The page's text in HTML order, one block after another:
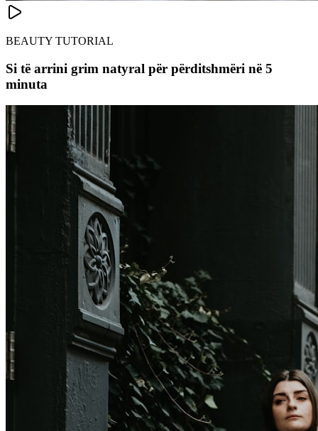
BEAUTY TUTORIAL
Si të arrini grim natyral për përditshmëri në 5
minuta